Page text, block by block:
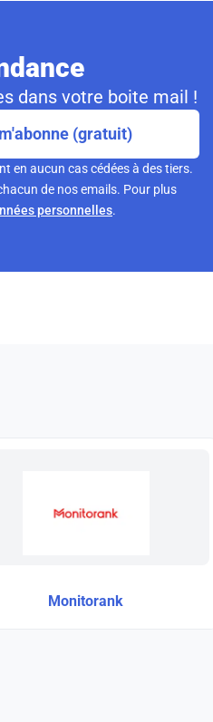
dans votre boite mail !
(gratuit)
en aucun cas cédées à des tiers.
de nos emails. Pour plus
personnelles.
Monitorank